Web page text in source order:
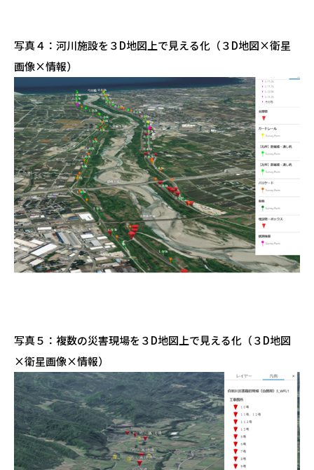
写真４ ： 河川施設を３D地図上で見える化 （３D地図×衛星
画像×情報）
写真５ ： 複数の災害現場を３D地図上で見える化（３D地図
×衛星画像×情報）